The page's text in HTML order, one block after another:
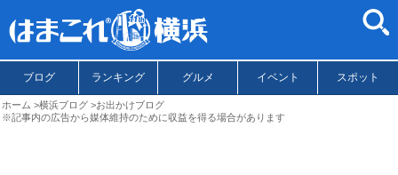
ブログ ランキング グルメ イベント スポット
ホーム 横浜ブログ
お出かけブログ
※記事内の広告から媒体維持のために収益を得る場合があります